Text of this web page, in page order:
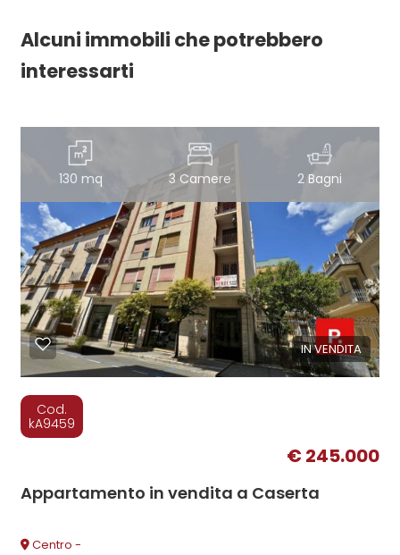
Alcuni immobili che potrebbero
interessarti
130 mq 3 Camere 2 Bagni
IN VENDITA
Cod.
kA9459
€ 245.000
Appartamento in vendita a Caserta
Centro -